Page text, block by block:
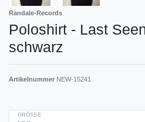
Randale-Records
Poloshirt - Last
schwarz
Artikelnummer NEW-15241
GRÖSSE